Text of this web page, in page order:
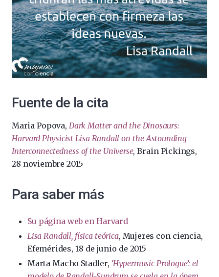
Fuente de la cita
Maria Popova, Dark Matter and the Dinosaurs:
Harvard Physicist Lisa Randall on the Astounding
Interconnectedness of the Universe, Brain Pickings,
28 noviembre 2015
Para saber más
Su página web en Harvard
Lisa Randall, física teórica, Mujeres con ciencia,
Efemérides, 18 de junio de 2015
Marta Macho Stadler, ‘Hypermusic Prologue’: el